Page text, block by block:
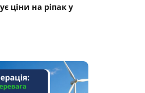
ціни на ріпак у